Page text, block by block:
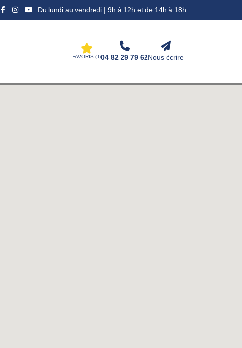
Du lundi au vendredi | 9h à 12h et de 14h à 18h
FAVORIS (0)04 82 29 79 62Nous écrire